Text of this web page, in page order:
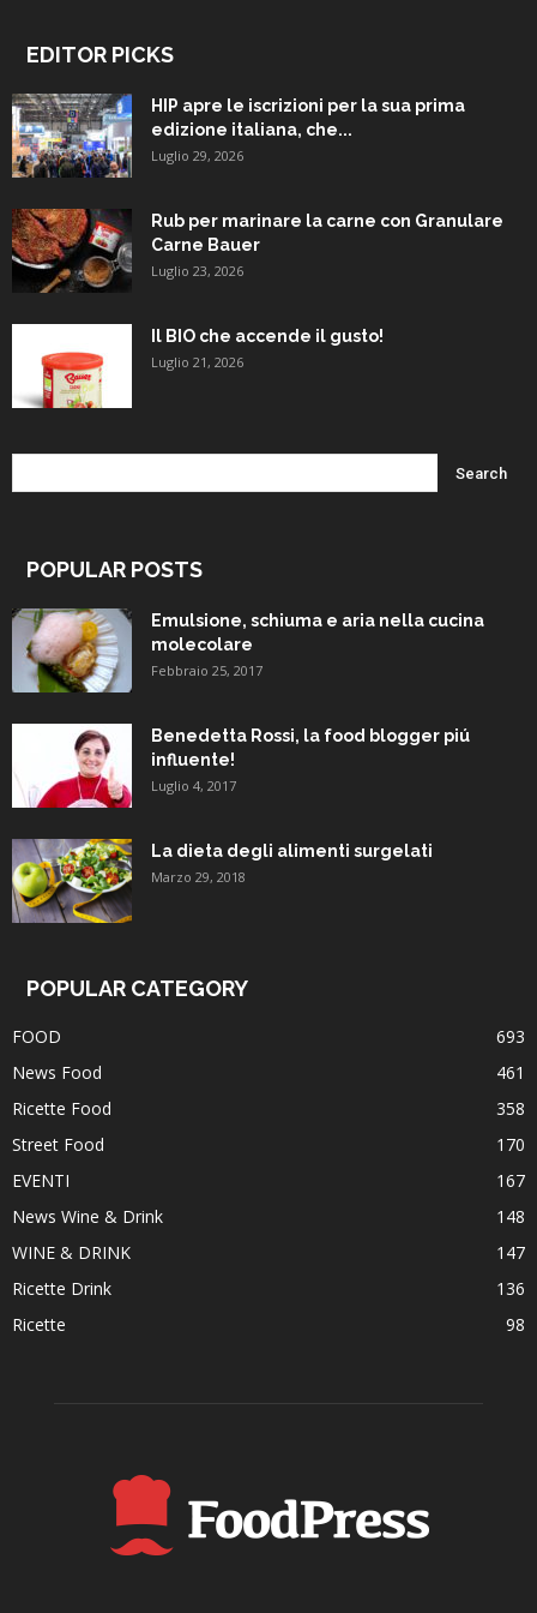
EDITOR PICKS
HIP apre le iscrizioni per la sua prima
edizione italiana, che...
Luglio 29, 2026
Rub per marinare la carne con Granulare
Carne Bauer
Luglio 23, 2026
Il BIO che accende il gusto!
Luglio 21, 2026
POPULAR POSTS
Emulsione, schiuma e aria nella cucina
molecolare
Febbraio 25, 2017
Benedetta Rossi, la food blogger piú
influente!
Luglio 4, 2017
La dieta degli alimenti surgelati
Marzo 29, 2018
POPULAR CATEGORY
FOOD
693
News Food
461
Ricette Food
358
Street Food
170
EVENTI
167
News Wine & Drink
148
WINE & DRINK
147
Ricette Drink
136
Ricette
98